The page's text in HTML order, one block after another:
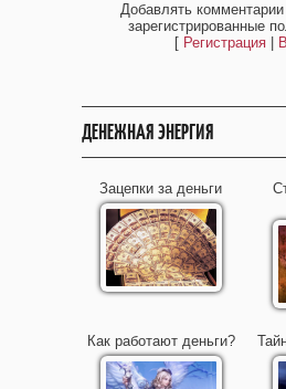
Добавлять комментарии
зарегистрированные
[ Регистрация|
ДЕНЕЖНАЯ ЭНЕРГИЯ
Зацепки за деньги
Как работают деньги?